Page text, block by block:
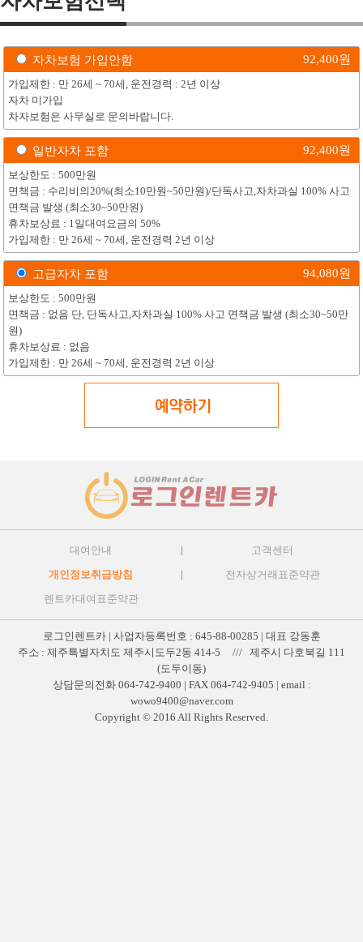
자차보험 가입안함 92,400원
가입제한 : 만 26세 ~ 70세, 운전경력 : 2년 이상
자차 미가입
차자보험은 사무실로 문의바랍니다.
일반자차 포함 92,400원
보상한도 : 500만원
면책금 : 수리비의20%(최소10만원~50만원)/단독사고,자차과실 100% 사고
면책금 발생 (최소30~50만원)
휴차보상료 : 1일대여요금의 50%
가입제한 : 만 26세 ~ 70세, 운전경력 2년 이상
고급자차 포함 94,080원
보상한도 : 500만원
면책금 : 없음 단, 단독사고,자차과실 100% 사고 면책금 발생 (최소30~50만
원)
휴차보상료 : 없음
가입제한 : 만 26세 ~ 70세, 운전경력 2년 이상
대여안내 고객센터
개인정보취급방침 전자상거래표준약관
렌트카대여표준약관
로그인렌트카 | 사업자등록번호 : 645-88-00285 | 대표 강동훈
주소 : 제주특별자치도 제주시도두2동 414-5 /// 제주시 다호북길 111
(도두이동)
상담문의전화 064-742-9400 | FAX 064-742-9405 | email :
wowo9400@naver.com
Copyright © 2016 All Rights Reserved.